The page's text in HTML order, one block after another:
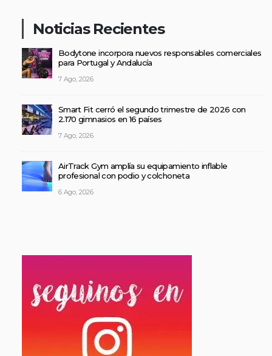
Noticias Recientes
Bodytone incorpora nuevos responsables comerciales
para Portugal y Andalucía
7 Ago, 2026
Smart Fit cerró el segundo trimestre de 2026 con
2.170 gimnasios en 16 países
7 Ago, 2026
AirTrack Gym amplía su equipamiento inflable
profesional con podio y colchoneta
6 Ago, 2026